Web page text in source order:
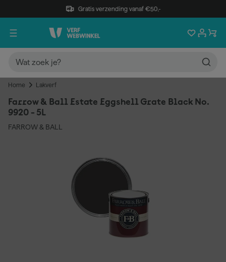
Gratis verzending vanaf €50,-
Home Lakverf
Farrow & Ball Estate Eggshell Grate Black No.
9920 - 5L
FARROW & BALL